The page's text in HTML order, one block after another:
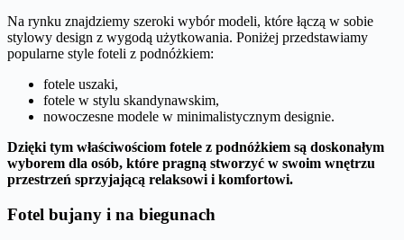
Na rynku znajdziemy szeroki wybór modeli, które łączą w sobie
stylowy design z wygodą użytkowania. Poniżej przedstawiamy
popularne style foteli z podnóżkiem:
fotele uszaki,
fotele w stylu skandynawskim,
nowoczesne modele w minimalistycznym designie.
Dzięki tym właściwościom fotele z podnóżkiem są doskonałym
wyborem dla osób, które pragną stworzyć w swoim wnętrzu
przestrzeń sprzyjającą relaksowi i komfortowi.
Fotel bujany i na biegunach